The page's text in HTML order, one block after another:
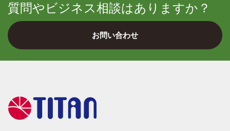
質問やビジネス相談はありますか？
お問い合わせ